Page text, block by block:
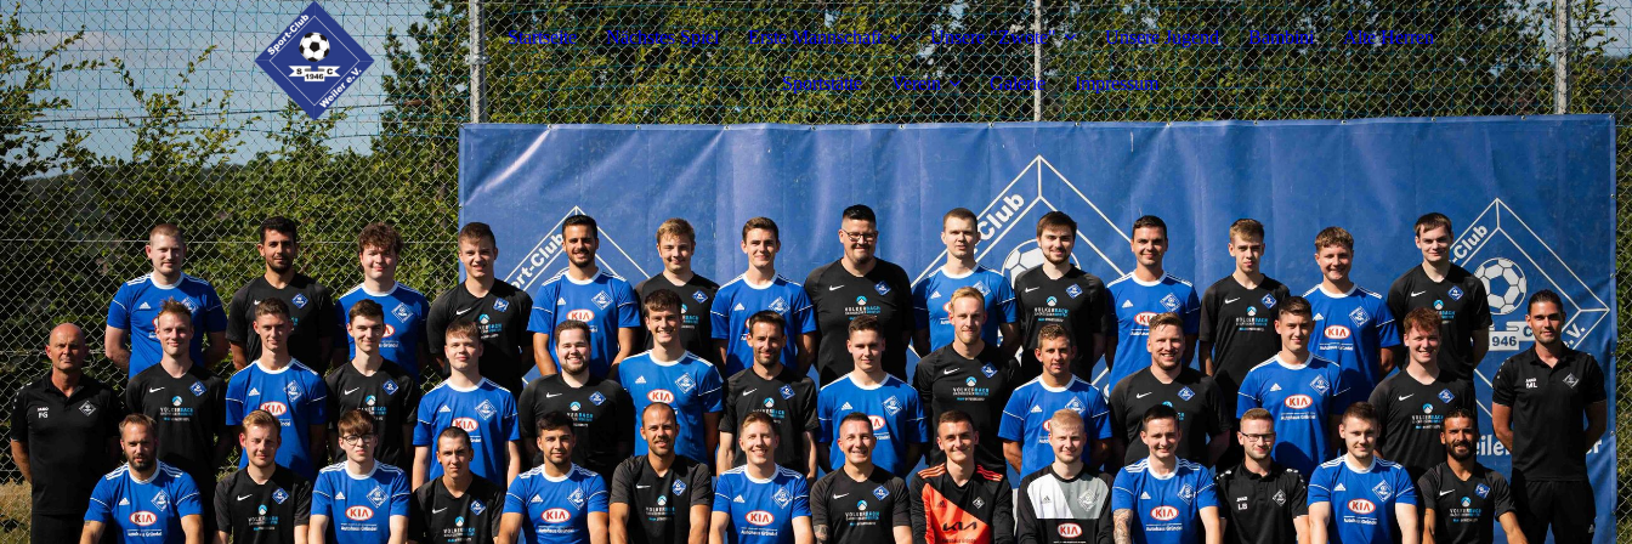
Startseite Nächstes Spiel Erste Mannschaft Unsere "Zwote" Unsere Jugend Bambini Alte Herren
Sportstätte Verein Galerie Impressum